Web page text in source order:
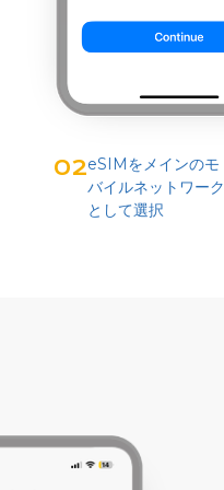
02eSIMをメインのモ
バイルネットワーク
として選択